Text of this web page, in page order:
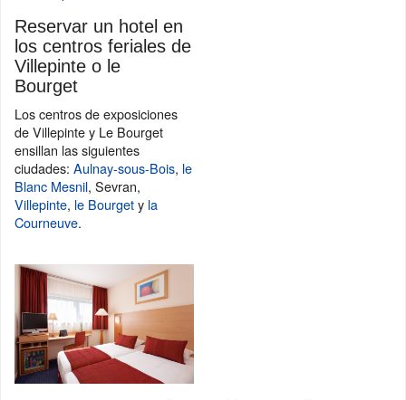
Reservar un hotel en
los centros feriales de
Villepinte o le
Bourget
Los centros de exposiciones
de Villepinte y Le Bourget
ensillan las siguientes
ciudades: Aulnay-sous-Bois, le
Blanc Mesnil, Sevran,
Villepinte, le Bourgety la
Courneuve.